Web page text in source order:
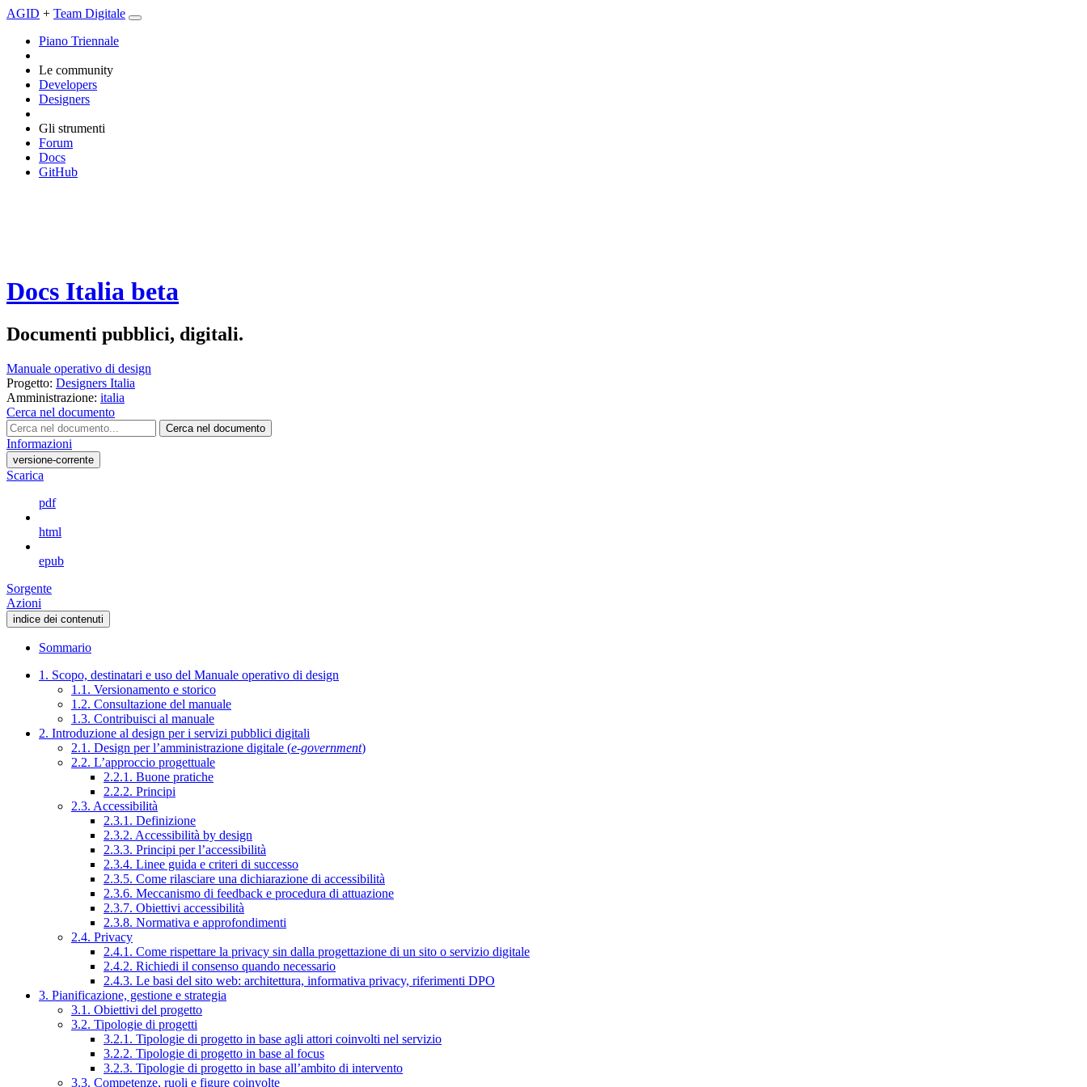
AGID + Team Digitale
Piano Triennale
Le community
Developers
Designers
Gli strumenti
Forum
Docs
GitHub
Docs Italia beta
Documenti pubblici, digitali.
Manuale operativo di design
Progetto: Designers Italia
Amministrazione: italia
Cerca nel documento
Cerca nel documento
Informazioni
versione-corrente
Scarica
pdf
html
epub
Sorgente
Azioni
indice dei contenuti
Sommario
1. Scopo, destinatari e uso del Manuale operativo di design
1.1. Versionamento e storico
1.2. Consultazione del manuale
1.3. Contribuisci al manuale
2. Introduzione al design per i servizi pubblici digitali
2.1. Design per l’amministrazione digitale (e-government)
2.2. L’approccio progettuale
2.2.1. Buone pratiche
2.2.2. Principi
2.3. Accessibilità
2.3.1. Definizione
2.3.2. Accessibilità by design
2.3.3. Principi per l’accessibilità
2.3.4. Linee guida e criteri di successo
2.3.5. Come rilasciare una dichiarazione di accessibilità
2.3.6. Meccanismo di feedback e procedura di attuazione
2.3.7. Obiettivi accessibilità
2.3.8. Normativa e approfondimenti
2.4. Privacy
2.4.1. Come rispettare la privacy sin dalla progettazione di un sito o servizio digitale
2.4.2. Richiedi il consenso quando necessario
2.4.3. Le basi del sito web: architettura, informativa privacy, riferimenti DPO
3. Pianificazione, gestione e strategia
3.1. Obiettivi del progetto
3.2. Tipologie di progetti
3.2.1. Tipologie di progetto in base agli attori coinvolti nel servizio
3.2.2. Tipologie di progetto in base al focus
3.2.3. Tipologie di progetto in base all’ambito di intervento
3.3. Competenze, ruoli e figure coinvolte